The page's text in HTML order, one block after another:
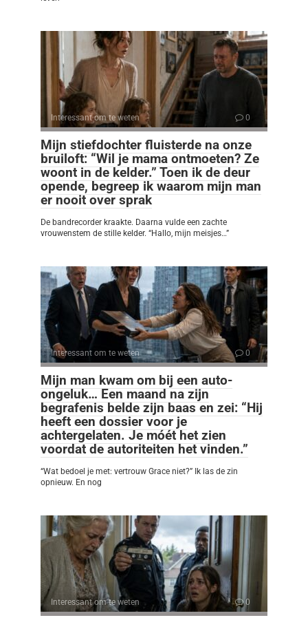
Interessant om te weten 0
Mijn stiefdochter fluisterde na onze
bruiloft: “Wil je mama ontmoeten? Ze
woont in de kelder.” Toen ik de deur
opende, begreep ik waarom mijn man
er nooit over sprak
De bandrecorder kraakte. Daarna vulde een zachte
vrouwenstem de stille kelder. “Hallo, mijn meisjes…”
Interessant om te weten 0
Mijn man kwam om bij een auto-
ongeluk… Een maand na zijn
begrafenis belde zijn baas en zei: “Hij
heeft een dossier voor je
achtergelaten. Je móét het zien
voordat de autoriteiten het vinden.”
“Wat bedoel je met: vertrouw Grace niet?” Ik las de zin
opnieuw. En nog
Interessant om te weten 0